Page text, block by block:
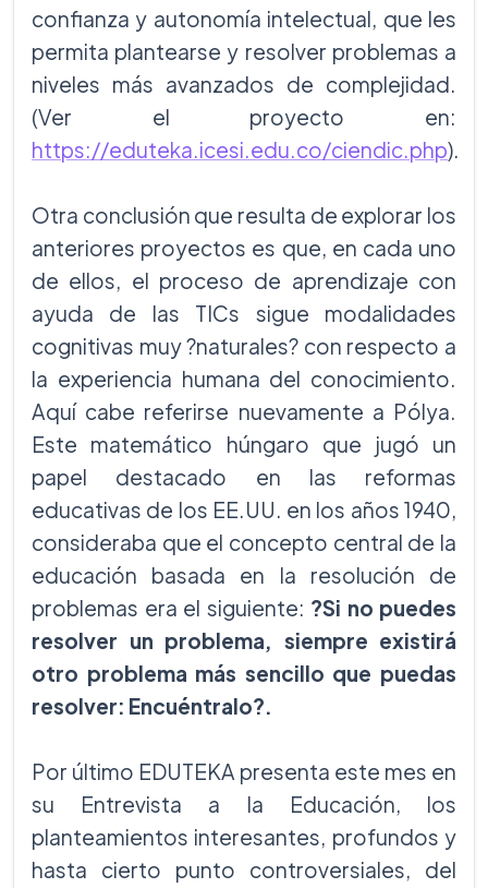
confianza y autonomía intelectual, que les
permita plantearse y resolver problemas a
niveles más avanzados de complejidad.
(Ver el proyecto en:
https://eduteka.icesi.edu.co/ciendic.php).
Otra conclusión que resulta de explorar los
anteriores proyectos es que, en cada uno
de ellos, el proceso de aprendizaje con
ayuda de las TICs sigue modalidades
cognitivas muy ?naturales? con respecto a
la experiencia humana del conocimiento.
Aquí cabe referirse nuevamente a Pólya.
Este matemático húngaro que jugó un
papel destacado en las reformas
educativas de los EE.UU. en los años 1940,
consideraba que el concepto central de la
educación basada en la resolución de
problemas era el siguiente: ?Si no puedes
resolver un problema, siempre existirá
otro problema más sencillo que puedas
resolver: Encuéntralo?.
Por último EDUTEKA presenta este mes en
su Entrevista a la Educación, los
planteamientos interesantes, profundos y
hasta cierto punto controversiales, del